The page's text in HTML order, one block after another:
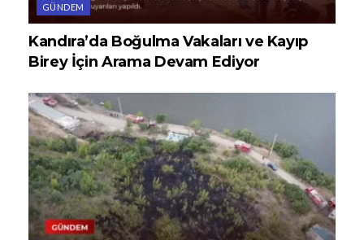
GÜNDEM
Kandıra’da Boğulma Vakaları ve Kayıp
Birey İçin Arama Devam Ediyor